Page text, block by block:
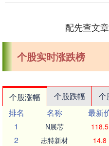
配先查文
个股实时涨跌榜
个股涨幅 个股跌幅 个
排名
名称 最新
1
N展芯 118.5
2 志特新材 14.8